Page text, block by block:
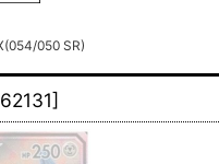
050 SR)
]